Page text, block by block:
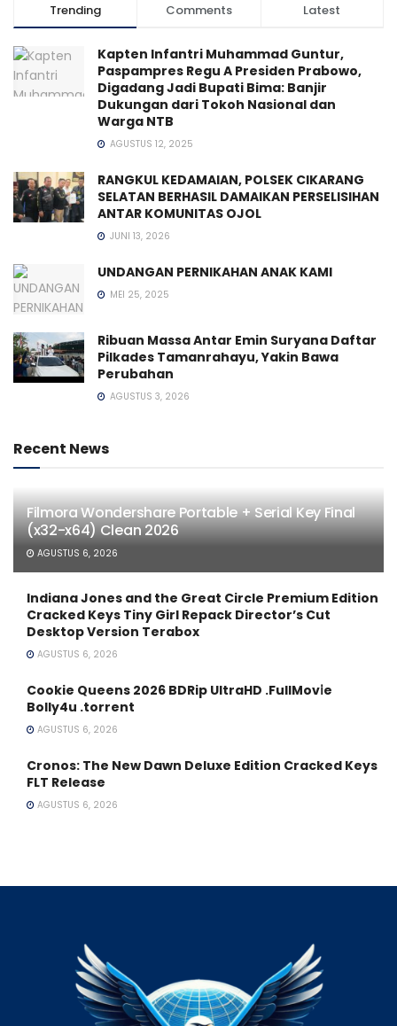
Trending Comments Latest
Kapten Infantri Muhammad Guntur,
Paspampres Regu A Presiden Prabowo,
Digadang Jadi Bupati Bima: Banjir
Dukungan dari Tokoh Nasional dan
Warga NTB
AGUSTUS 12, 2025
RANGKUL KEDAMAIAN, POLSEK CIKARANG
SELATAN BERHASIL DAMAIKAN PERSELISIHAN
ANTAR KOMUNITAS OJOL
JUNI 13, 2026
UNDANGAN PERNIKAHAN ANAK KAMI
MEI 25, 2025
Ribuan Massa Antar Emin Suryana Daftar
Pilkades Tamanrahayu, Yakin Bawa
Perubahan
AGUSTUS 3, 2026
Recent News
Filmora Wondershare Portable + Serial Key Final
(x32-x64) Clean 2026
AGUSTUS 6, 2026
Indiana Jones and the Great Circle Premium Edition
Cracked Keys Tiny Girl Repack Director’s Cut
Desktop Version Terabox
AGUSTUS 6, 2026
Cookie Queens 2026 BDRip UltraHD .FullMov𝗂e
Bolly4u .torrent
AGUSTUS 6, 2026
Cronos: The New Dawn Deluxe Edition Cracked Keys
FLT Release
AGUSTUS 6, 2026